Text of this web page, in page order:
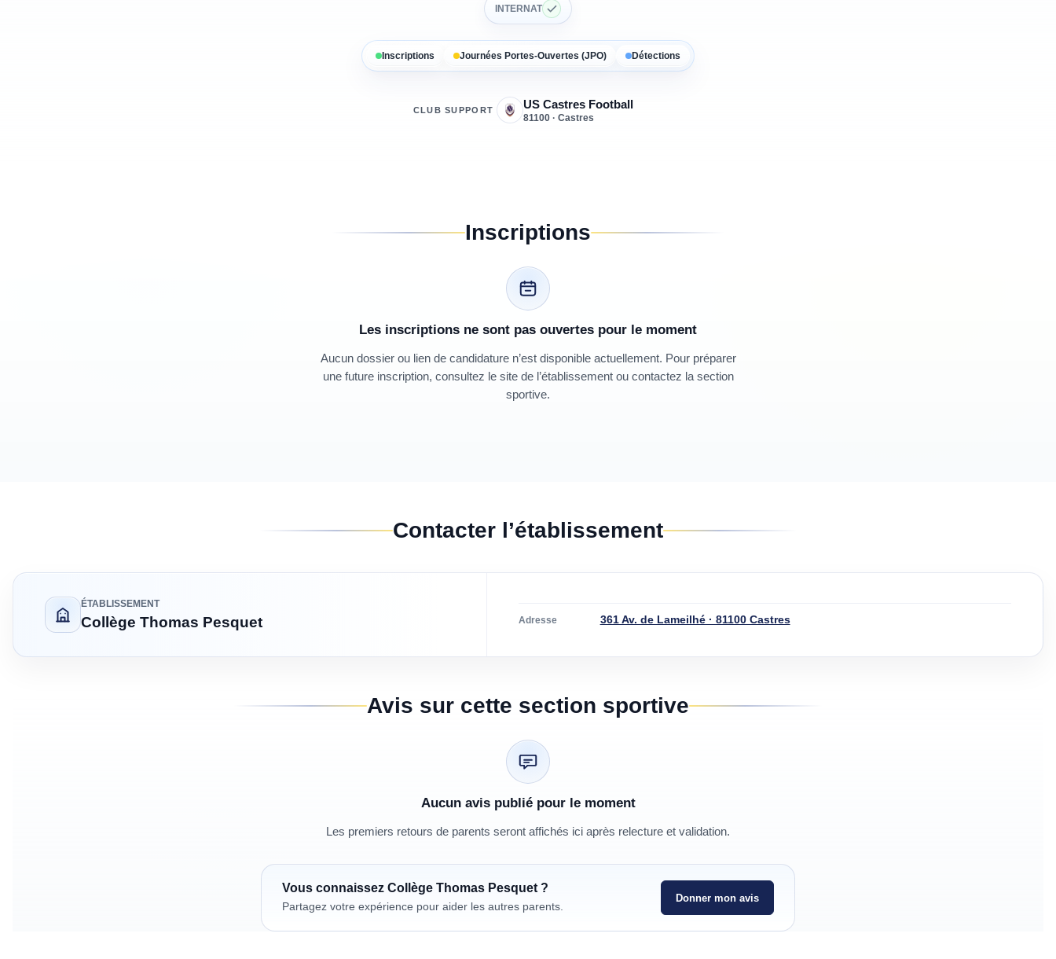
INTERNAT
Inscriptions Journées Portes-Ouvertes (JPO) Détections
CLUB SUPPORT US Castres Football
81100 · Castres
Inscriptions
Les inscriptions ne sont pas ouvertes pour le moment
Aucun dossier ou lien de candidature n’est disponible actuellement. Pour préparer
une future inscription, consultez le site de l’établissement ou contactez la section
sportive.
Contacter l’établissement
ÉTABLISSEMENT
Collège Thomas Pesquet Adresse 361 Av. de Lameilhé · 81100 Castres
Avis sur cette section sportive
Aucun avis publié pour le moment
Les premiers retours de parents seront affichés ici après relecture et validation.
Vous connaissez Collège Thomas Pesquet ?
Partagez votre expérience pour aider les autres parents.
Donner mon avis